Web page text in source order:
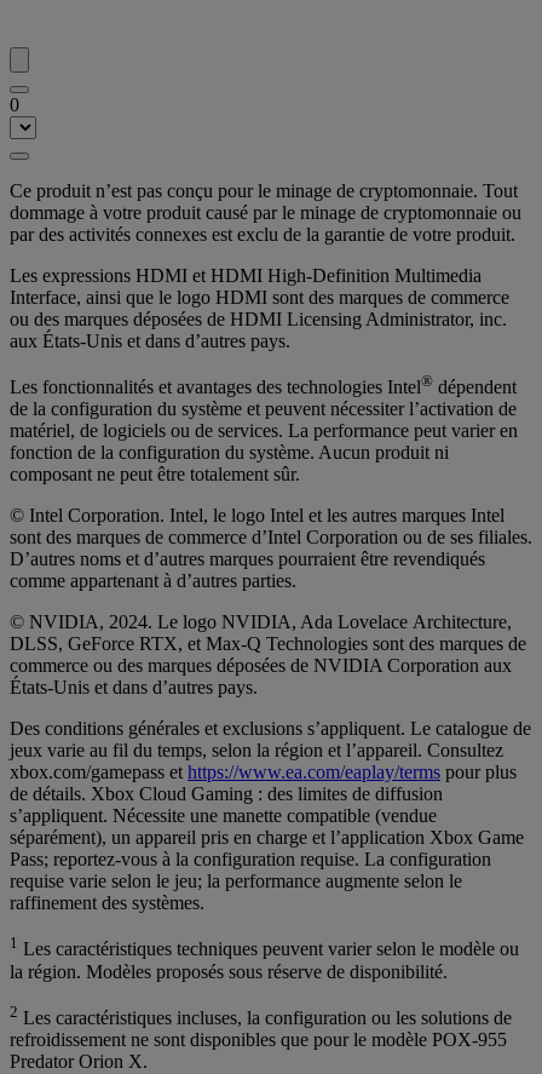
0
Ce produit n’est pas conçu pour le minage de cryptomonnaie. Tout
dommage à votre produit causé par le minage de cryptomonnaie ou
par des activités connexes est exclu de la garantie de votre produit.
Les expressions HDMI et HDMI High-Definition Multimedia
Interface, ainsi que le logo HDMI sont des marques de commerce
ou des marques déposées de HDMI Licensing Administrator, inc.
aux États-Unis et dans d’autres pays.
Les fonctionnalités et avantages des technologies Intel® dépendent
de la configuration du système et peuvent nécessiter l’activation de
matériel, de logiciels ou de services. La performance peut varier en
fonction de la configuration du système. Aucun produit ni
composant ne peut être totalement sûr.
© Intel Corporation. Intel, le logo Intel et les autres marques Intel
sont des marques de commerce d’Intel Corporation ou de ses filiales.
D’autres noms et d’autres marques pourraient être revendiqués
comme appartenant à d’autres parties.
© NVIDIA, 2024. Le logo NVIDIA, Ada Lovelace Architecture,
DLSS, GeForce RTX, et Max-Q Technologies sont des marques de
commerce ou des marques déposées de NVIDIA Corporation aux
États-Unis et dans d’autres pays.
Des conditions générales et exclusions s’appliquent. Le catalogue de
jeux varie au fil du temps, selon la région et l’appareil. Consultez
xbox.com/gamepass ethttps://www.ea.com/eaplay/terms pour plus
de détails. Xbox Cloud Gaming : des limites de diffusion
s’appliquent. Nécessite une manette compatible (vendue
séparément), un appareil pris en charge et l’application Xbox Game
Pass; reportez-vous à la configuration requise. La configuration
requise varie selon le jeu; la performance augmente selon le
raffinement des systèmes.
1 Les caractéristiques techniques peuvent varier selon le modèle ou
la région. Modèles proposés sous réserve de disponibilité.
2 Les caractéristiques incluses, la configuration ou les solutions de
refroidissement ne sont disponibles que pour le modèle POX-955
Predator Orion X.